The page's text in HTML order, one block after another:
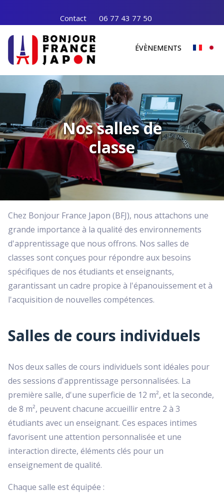
Contact 06 77 43 77 50
ÉVÈNEMENTS
Nos salles de
classe
Chez Bonjour France Japon (BFJ), nous attachons une
grande importance à la qualité des environnements
d'apprentissage que nous offrons. Nos salles de
classes sont conçues pour répondre aux besoins
spécifiques de nos étudiants et enseignants,
garantissant un cadre propice à l'épanouissement et à
l'acquisition de nouvelles compétences.
Salles de cours individuels
Nos deux salles de cours individuels sont idéales pour
des sessions d'apprentissage personnalisées. La
première salle, d'une superficie de 12 m², et la seconde,
de 8 m², peuvent chacune accueillir entre 2 à 3
étudiants avec un enseignant. Ces espaces intimes
favorisent une attention personnalisée et une
interaction directe, éléments clés pour un
enseignement de qualité.
Chaque salle est équipée :